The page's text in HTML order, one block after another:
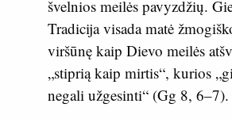
švelnios meilės pavyzdžių.
Tradicija visada matė
viršūnę kaip Dievo meilės
„stiprią kaip mirtis“, kurios
negali užgesinti“ (Gg 8, 6–7).